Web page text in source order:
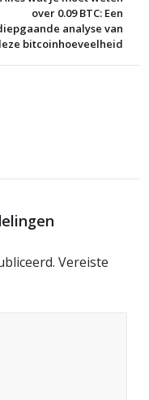
over 0.09 BTC: Een
analyse van
bitcoinhoeveelheid
Vereiste